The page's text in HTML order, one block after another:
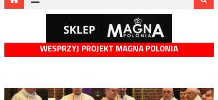
WESPRZYJ PROJEKT MAGNA POLONIA